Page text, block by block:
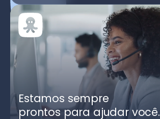
Estamos sempre
prontos para ajudar você.